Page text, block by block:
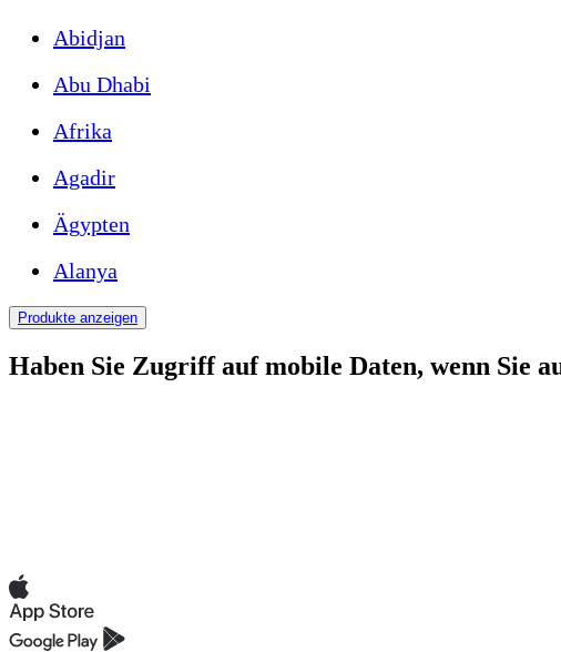
Abidjan
Abu Dhabi
Afrika
Agadir
Ägypten
Alanya
Produkte anzeigen
Haben Sie Zugriff auf mobile Daten, wenn Sie